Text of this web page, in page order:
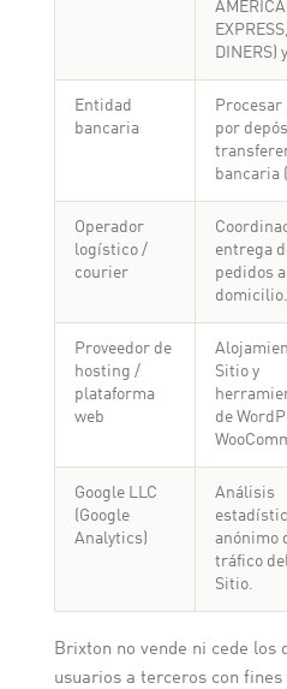
EXPRESS,
DINERS)
Entidad
bancaria
Procesar
por
bancaria
Operador
logístico /
courier
entrega
pedidos a
domicilio.
Proveedor de
hosting /
plataforma
web
Sitio y
de
Google LLC
(Google
Analytics)
Análisis
anónimo
tráfico
Sitio.
Brixton no vende ni cede los
usuarios a terceros con